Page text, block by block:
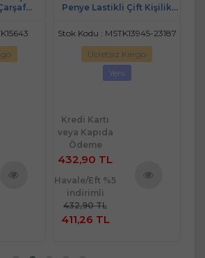
Penye Lastikli Çift Kişilik
Beyaz
Stok Kodu : MSTK13945-23187
Ücretsiz Kargo
Yeni
Kredi Kartı
veya Kapıda
Ödeme
432,90 TL
Havale/Eft %5
indirimli
432,90 TL
411,26 TL